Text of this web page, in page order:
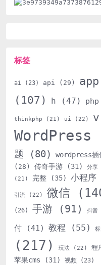
标签
ai (23) api (29) app
(107)
h (47) php
thinkphp (21) ui (22) v
WordPress
题 (80) wordpress插
(28)
传奇手游 (31) 分享
(21)
完整 (35) 小程序
引流 (22) 微信
(26) 手游 (91) 抖音
付 (41) 教程 (55)
(217)
玩法 (22) 程
苹果cms (31) 视频 (23)